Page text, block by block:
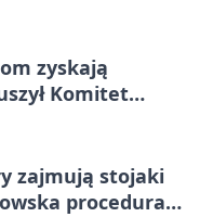
zyskają
Komitet
zajmują stojaki
procedura